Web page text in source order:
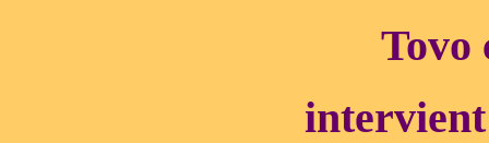
Tovo